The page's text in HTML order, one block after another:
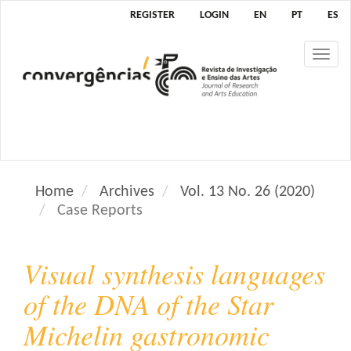
N
g
M
i
n
C
REGISTER LOGIN EN PT ES
Home Archives
Vol. 13 No. 26 (2020)
Case Reports
Visual synthesis languages
of the DNA of the Star
Michelin gastronomic